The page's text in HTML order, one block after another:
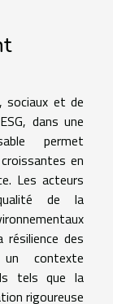
sociaux et de
dans une
permet
en
Les acteurs
de la
résilience des
contexte
tels que la
rigoureuse